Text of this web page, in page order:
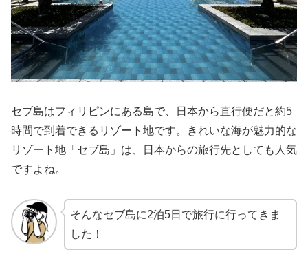
セブ島はフィリピンにある島で、日本から直行便だと約5
時間で到着できるリゾート地です。きれいな海が魅力的な
リゾート地「セブ島」は、日本からの旅行先としても人気
ですよね。
そんなセブ島に2泊5日で旅行に行ってきま
した！